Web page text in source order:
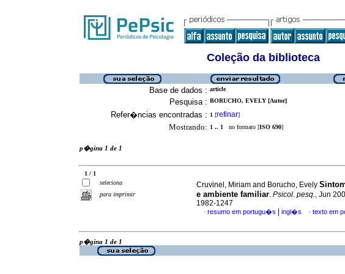
Coleção da biblioteca
Base de dados : article
Pesquisa : BORUCHO, EVELY [Autor]
Refer�ncias encontradas : 1 [refinar]
Mostrando: 1 .. 1 no formato [ISO 690]
p�gina 1 de 1
1 / 1
seleciona
para imprimir
Cruvinel, Miriam and Borucho, Evely
e ambiente familiar. Psicol. pesq., Jun
1982-1247
· resumo em portugu�s ingl�s · texto em
p�gina 1 de 1